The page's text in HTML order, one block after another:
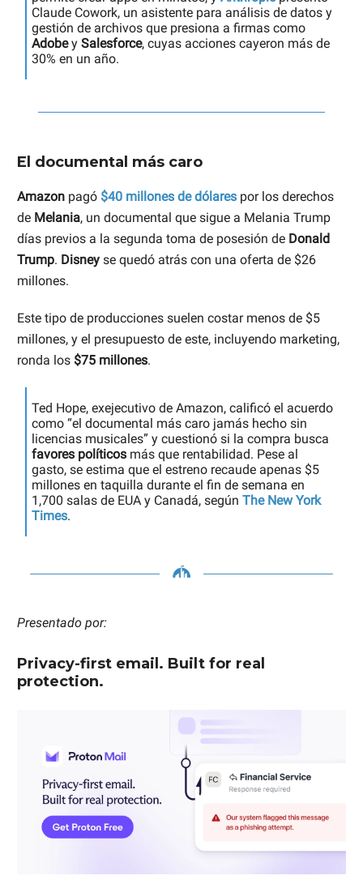
Claude Cowork, un asistente para análisis de datos y
gestión de archivos que presiona a firmas como
Adobey Salesforce, cuyas acciones cayeron más de
30% en un año.
El documental más caro
Amazon pagó $40 millones de dólares por los derechos
de Melania, un documental que sigue a Melania Trump
días previos a la segunda toma de posesión de Donald
Trump. Disney se quedó atrás con una oferta de $26
millones.
Este tipo de producciones suelen costar menos de $5
millones, y el presupuesto de este, incluyendo marketing,
ronda los $75 millones.
Ted Hope, exejecutivo de Amazon, calificó el acuerdo
como “el documental más caro jamás hecho sin
licencias musicales” y cuestionó si la compra busca
favores políticos más que rentabilidad. Pese al
gasto, se estima que el estreno recaude apenas $5
millones en taquilla durante el fin de semana en
1,700 salas de EUA y Canadá, según The New York
Times.
Presentado por:
Privacy-first email. Built for real
protection.